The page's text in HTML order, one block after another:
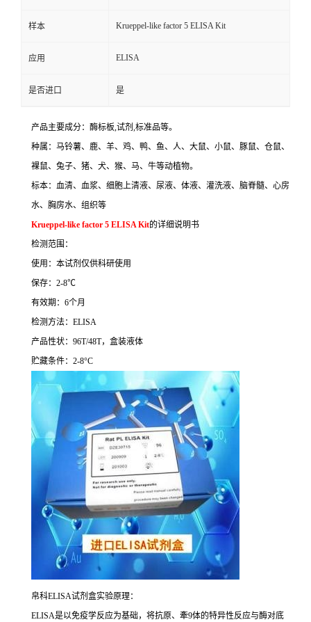
样本 Krueppel-like factor 5 ELISA Kit
应用 ELISA
是否进口 是
产品主要成分：酶标板,试剂 ,标准品等。
种属：马铃薯、鹿、羊、鸡、鸭、鱼、人、大鼠、小鼠、豚鼠、仓鼠、
裸鼠、兔子、猪、犬、猴、马、牛等动植物。
标本：血清、血浆、细胞上清液、尿液、体液、灌洗液、脑脊髓、心房
水、胸房水、组织等
Krueppel-like factor 5 ELISA Kit的详细说明书
检测范围：
使用：本试剂仅供科研使用
保存： 2-8℃
有效期： 6个月
检测方法： ELISA
产品性状： 96T/48T，盒装液体
贮藏条件： 2-8°C
帛科ELISA试剂盒实验原理：
ELISA是以免疫学反应为基础，将抗原、牽9体的特异性反应与酶对底